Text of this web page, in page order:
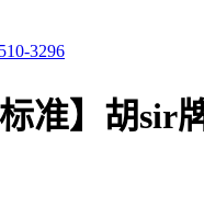
3296
标准】胡